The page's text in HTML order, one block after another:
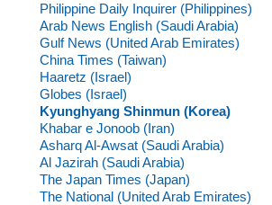
Philippine Daily Inquirer (Philippines)
Arab News English (Saudi Arabia)
Gulf News (United Arab Emirates)
China Times (Taiwan)
Haaretz (Israel)
Globes (Israel)
Kyunghyang Shinmun (Korea)
Khabar e Jonoob (Iran)
Asharq Al-Awsat (Saudi Arabia)
Al Jazirah (Saudi Arabia)
The Japan Times (Japan)
The National (United Arab Emirates)